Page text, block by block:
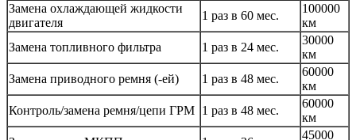
Замена охлаждающей жидкости
двигателя
1 раз в 60 мес.
100000
км
Замена топливного фильтра
1 раз в 24 мес.
30000
км
Замена приводного ремня (-ей)
1 раз в 48 мес.
60000
км
Контроль/замена ремня/цепи ГРМ 1 раз в 48 мес.
60000
км
45000